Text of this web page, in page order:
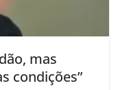
mas
condições”